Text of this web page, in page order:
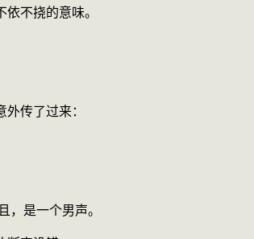
不挠的意味。
传了过来：
是一个男声。